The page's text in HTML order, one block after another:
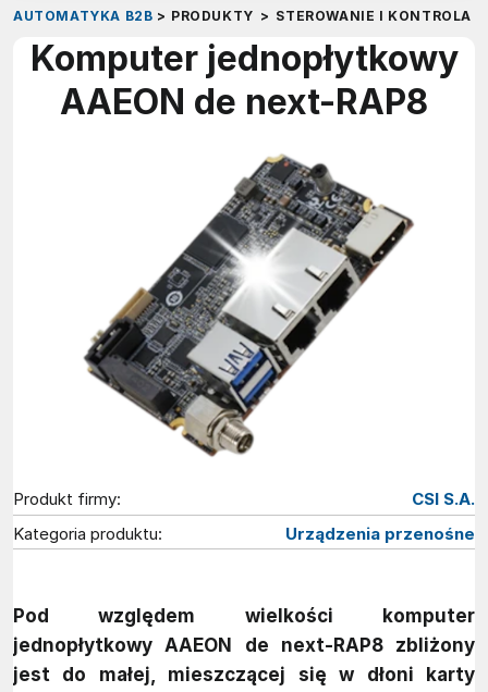
AUTOMATYKA B2B > PRODUKTY > STEROWANIE I KONTROLA
Komputer jednopłytkowy
AAEON de next-RAP8
Produkt firmy:
CSI S.A.
Kategoria produktu:
Urządzenia przenośne
Pod względem wielkości komputer
jednopłytkowy AAEON de next-RAP8 zbliżony
jest do małej, mieszczącej się w dłoni karty